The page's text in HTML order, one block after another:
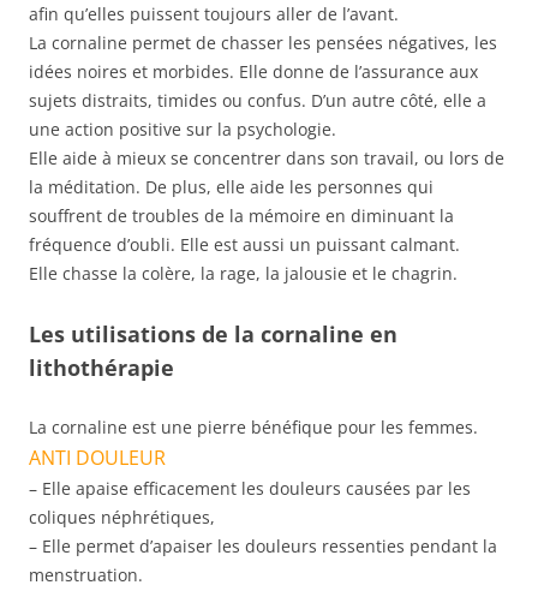
afin qu’elles puissent toujours aller de l’avant.
La cornaline permet de chasser les pensées négatives, les
idées noires et morbides. Elle donne de l’assurance aux
sujets distraits, timides ou confus. D’un autre côté, elle a
une action positive sur la psychologie.
Elle aide à mieux se concentrer dans son travail, ou lors de
la méditation. De plus, elle aide les personnes qui
souffrent de troubles de la mémoire en diminuant la
fréquence d’oubli. Elle est aussi un puissant calmant.
Elle chasse la colère, la rage, la jalousie et le chagrin.
Les utilisations de la cornaline en
lithothérapie
La cornaline est une pierre bénéfique pour les femmes.
ANTI DOULEUR
– Elle apaise efficacement les douleurs causées par les
coliques néphrétiques,
– Elle permet d’apaiser les douleurs ressenties pendant la
menstruation.